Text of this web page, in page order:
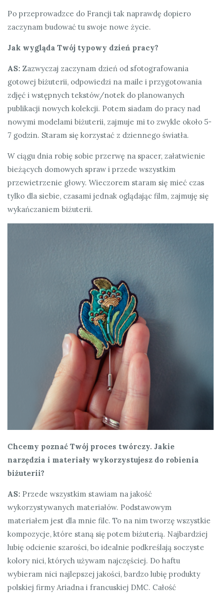
Po przeprowadzce do Francji tak naprawdę dopiero
zaczynam budować tu swoje nowe życie.
Jak wygląda Twój typowy dzień pracy?
AS: Zazwyczaj zaczynam dzień od sfotografowania
gotowej biżuterii, odpowiedzi na maile i przygotowania
zdjęć i wstępnych tekstów/notek do planowanych
publikacji nowych kolekcji. Potem siadam do pracy nad
nowymi modelami biżuterii, zajmuje mi to zwykle około 5-
7 godzin. Staram się korzystać z dziennego światła.
W ciągu dnia robię sobie przerwę na spacer, załatwienie
bieżących domowych spraw i przede wszystkim
przewietrzenie głowy. Wieczorem staram się mieć czas
tylko dla siebie, czasami jednak oglądając film, zajmuję się
wykańczaniem biżuterii.
Chcemy poznać Twój proces twórczy. Jakie
narzędzia i materiały wykorzystujesz do robienia
biżuterii?
AS: Przede wszystkim stawiam na jakość
wykorzystywanych materiałów. Podstawowym
materiałem jest dla mnie filc. To na nim tworzę wszystkie
kompozycje, które staną się potem biżuterią. Najbardziej
lubię odcienie szarości, bo idealnie podkreślają soczyste
kolory nici, których używam najczęściej. Do haftu
wybieram nici najlepszej jakości, bardzo lubię produkty
polskiej firmy Ariadna i francuskiej DMC. Całość